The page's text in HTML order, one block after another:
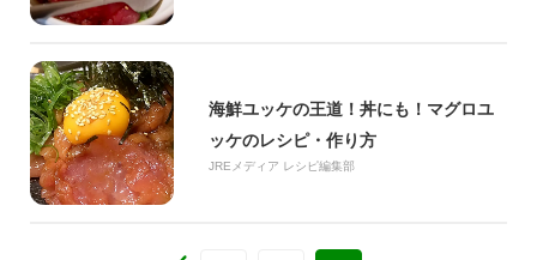
海鮮ユッケの王道！丼にも！マグロユ
ッケのレシピ・作り方
JREメディア レシピ編集部